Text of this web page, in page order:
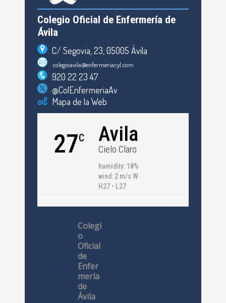
Colegio Oficial de Enfermería de
Ávila
C/ Segovia, 23, 05005 Ávila
colegioavila@enfermeriacyl.com
920 22 23 47
@ColEnfermeriaAv
Mapa de la Web
27C Avila
Cielo Claro
humidity: 18%
wind: 2 m/s W
H27 • L27
Colegi
o
Oficial
de
Enfer
mería
de
Ávila